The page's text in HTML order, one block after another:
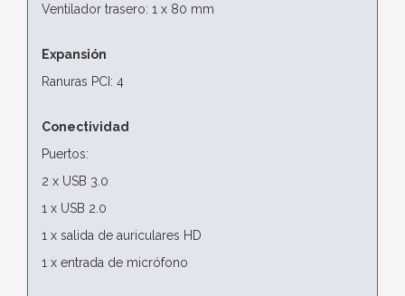
Ventilador trasero: 1 x 80 mm
Expansión
Ranuras PCI: 4
Conectividad
Puertos:
2 x USB 3.0
1 x USB 2.0
1 x salida de auriculares HD
1 x entrada de micrófono